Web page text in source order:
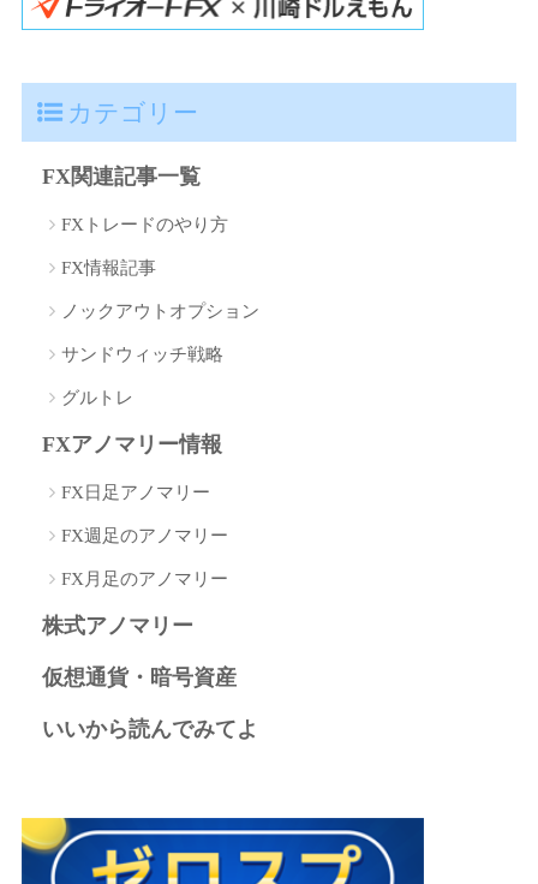
カテゴリー
FX関連記事一覧
FXトレードのやり方
FX情報記事
ノックアウトオプション
サンドウィッチ戦略
グルトレ
FXアノマリー情報
FX日足アノマリー
FX週足のアノマリー
FX月足のアノマリー
株式アノマリー
仮想通貨・暗号資産
いいから読んでみてよ